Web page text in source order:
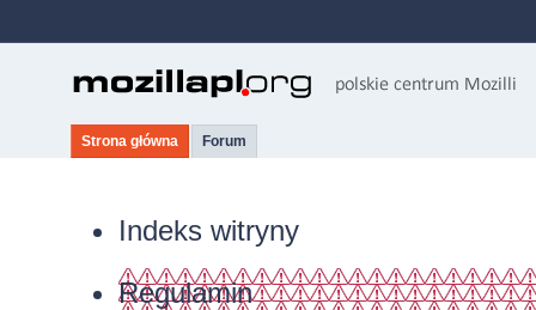
Strona główna Forum
Indeks witryny
Regulamin